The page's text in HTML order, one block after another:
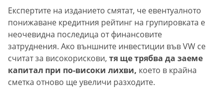
Експертите на изданието смятат, че евентуалното
понижаване кредитния рейтинг на групировката е
неочевидна последица от финансовите
затруднения. Ако външните инвестиции във VW се
считат за високорискови, тя ще трябва да заеме
капитал при по-високи лихви, което в крайна
сметка отново ще увеличи разходите.